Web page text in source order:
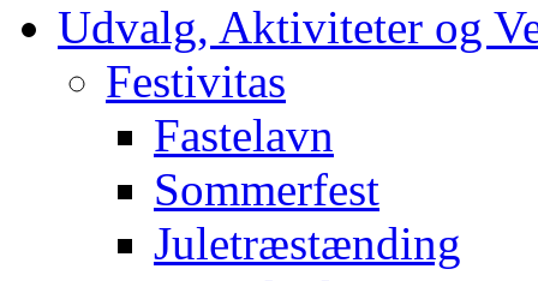
Udvalg, Aktiviteter og
Festivitas
Fastelavn
Sommerfest
Juletræstænding